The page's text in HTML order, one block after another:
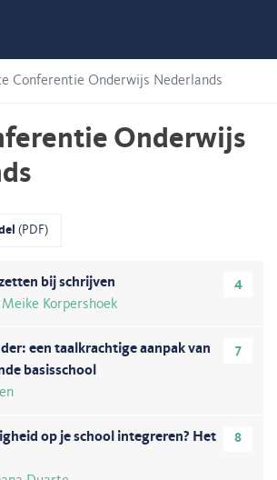
Conferentie Onderwijs Nederlands
Onderwijs
(PDF)
4
bij schrijven
Korpershoek
7
een taalkrachtige aanpak van
basisschool
8
op je school integreren? Het